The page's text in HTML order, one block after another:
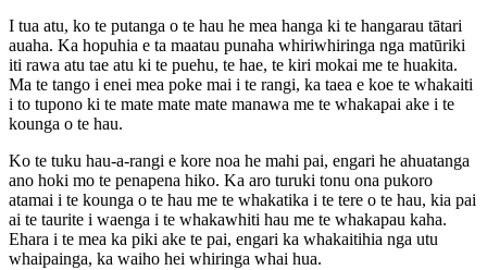
I tua atu, ko te putanga o te hau he mea hanga ki te hangarau tātari
auaha. Ka hopuhia e ta maatau punaha whiriwhiringa nga matūriki
iti rawa atu tae atu ki te puehu, te hae, te kiri mokai me te huakita.
Ma te tango i enei mea poke mai i te rangi, ka taea e koe te whakaiti
i to tupono ki te mate mate mate manawa me te whakapai ake i te
kounga o te hau.
Ko te tuku hau-a-rangi e kore noa he mahi pai, engari he ahuatanga
ano hoki mo te penapena hiko. Ka aro turuki tonu ona pukoro
atamai i te kounga o te hau me te whakatika i te tere o te hau, kia pai
ai te taurite i waenga i te whakawhiti hau me te whakapau kaha.
Ehara i te mea ka piki ake te pai, engari ka whakaitihia nga utu
whaipainga, ka waiho hei whiringa whai hua.